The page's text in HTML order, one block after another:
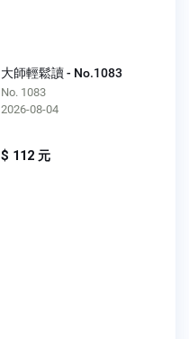
大師輕鬆讀 - No.1083
No. 1083
2026-08-04
$ 112 元